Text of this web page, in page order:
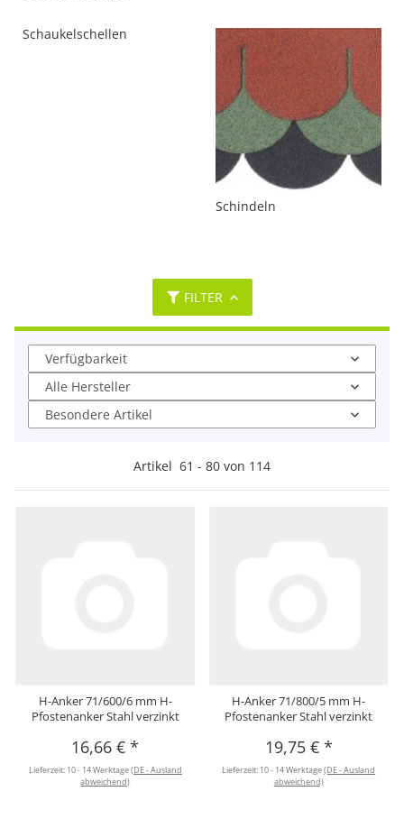
Schaukelschellen
Schindeln
FILTER
Verfügbarkeit
Alle Hersteller
Besondere Artikel
Artikel 61 - 80 von 114
H-Anker 71/600/6 mm H-
Pfostenanker Stahl verzinkt
16,66 €*
Lieferzeit: 10 - 14 Werktage(DE - Ausland
abweichend)
H-Anker 71/800/5 mm H-
Pfostenanker Stahl verzinkt
19,75 € *
Lieferzeit: 10 - 14 Werktage(DE - Ausland
abweichend)